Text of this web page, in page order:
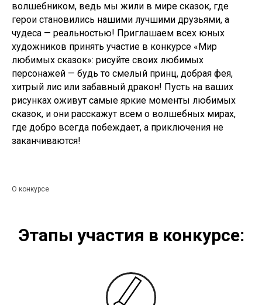
волшебником, ведь мы жили в мире сказок, где
герои становились нашими лучшими друзьями, а
чудеса — реальностью! Приглашаем всех юных
художников принять участие в конкурсе «Мир
любимых сказок»: рисуйте своих любимых
персонажей — будь то смелый принц, добрая фея,
хитрый лис или забавный дракон! Пусть на ваших
рисунках оживут самые яркие моменты любимых
сказок, и они расскажут всем о волшебных мирах,
где добро всегда побеждает, а приключения не
заканчиваются!
О конкурсе
Этапы участия в конкурсе: